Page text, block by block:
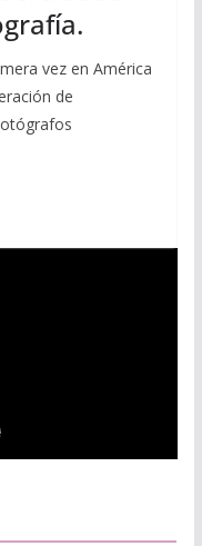
vez en América
de